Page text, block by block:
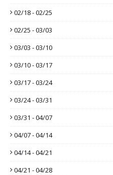
02/18 - 02/25
02/25 - 03/03
03/03 - 03/10
03/10 - 03/17
03/17 - 03/24
03/24 - 03/31
03/31 - 04/07
04/07 - 04/14
04/14 - 04/21
04/21 - 04/28